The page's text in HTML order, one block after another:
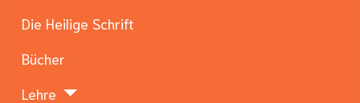
Die Heilige Schrift
Bücher
Lehre